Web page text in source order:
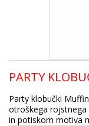
PARTY
Party klobučki
otroškega rojstnega
in potiskom motiva